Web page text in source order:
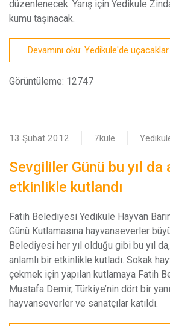
düzenlenecek. Yarış için Yedikule
kumu taşınacak.
Devamını oku: Yedikule'de uçacaklar
Görüntüleme: 12747
13 Şubat 2012 7kule
Sevgililer Günü bu yıl da
etkinlikle kutlandı
Fatih Belediyesi Yedikule Hayvan
Günü Kutlamasına hayvanseverler
Belediyesi her yıl olduğu gibi bu yıl
anlamlı bir etkinlikle kutladı. Sokak
çekmek için yapılan kutlamaya Fatih
Mustafa Demir, Türkiye’nin dört bir
hayvanseverler ve sanatçılar katıldı.